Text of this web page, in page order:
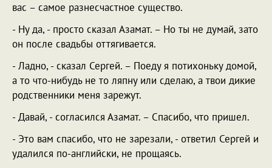
вас – самое разнесчастное существо.
- Ну да, - просто сказал Азамат. – Но ты не думай, зато
он после свадьбы оттягивается.
- Ладно, - сказал Сергей. – Поеду я потихоньку домой,
а то что-нибудь не то ляпну или сделаю, а твои дикие
родственники меня зарежут.
- Давай, - согласился Азамат. – Спасибо, что пришел.
- Это вам спасибо, что не зарезали, - ответил Сергей и
удалился по-английски, не прощаясь.